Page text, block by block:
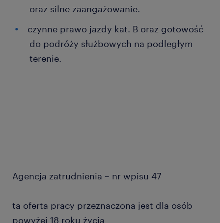
oraz silne zaangażowanie.
czynne prawo jazdy kat. B oraz gotowość
do podróży służbowych na podległym
terenie.
Agencja zatrudnienia – nr wpisu 47
ta oferta pracy przeznaczona jest dla osób
powyżej 18 roku życia